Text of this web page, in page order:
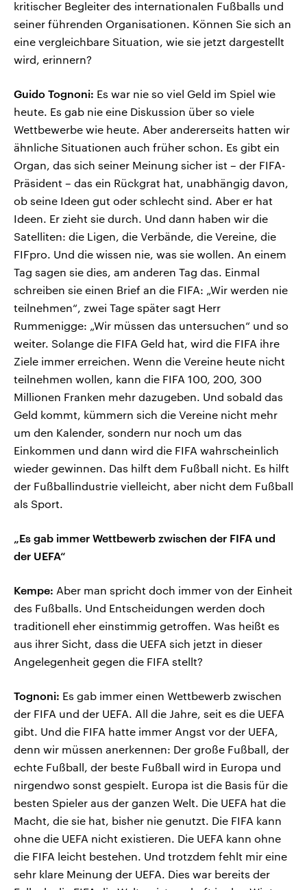
kritischer Begleiter des internationalen Fußballs und
seiner führenden Organisationen. Können Sie sich an
eine vergleichbare Situation, wie sie jetzt dargestellt
wird, erinnern?
Guido Tognoni: Es war nie so viel Geld im Spiel wie
heute. Es gab nie eine Diskussion über so viele
Wettbewerbe wie heute. Aber andererseits hatten wir
ähnliche Situationen auch früher schon. Es gibt ein
Organ, das sich seiner Meinung sicher ist – der FIFA-
Präsident – das ein Rückgrat hat, unabhängig davon,
ob seine Ideen gut oder schlecht sind. Aber er hat
Ideen. Er zieht sie durch. Und dann haben wir die
Satelliten: die Ligen, die Verbände, die Vereine, die
FIFpro. Und die wissen nie, was sie wollen. An einem
Tag sagen sie dies, am anderen Tag das. Einmal
schreiben sie einen Brief an die FIFA: „Wir werden nie
teilnehmen“, zwei Tage später sagt Herr
Rummenigge: „Wir müssen das untersuchen“ und so
weiter. Solange die FIFA Geld hat, wird die FIFA ihre
Ziele immer erreichen. Wenn die Vereine heute nicht
teilnehmen wollen, kann die FIFA 100, 200, 300
Millionen Franken mehr dazugeben. Und sobald das
Geld kommt, kümmern sich die Vereine nicht mehr
um den Kalender, sondern nur noch um das
Einkommen und dann wird die FIFA wahrscheinlich
wieder gewinnen. Das hilft dem Fußball nicht. Es hilft
der Fußballindustrie vielleicht, aber nicht dem Fußball
als Sport.
„Es gab immer Wettbewerb zwischen der FIFA und
der UEFA“
Kempe: Aber man spricht doch immer von der Einheit
des Fußballs. Und Entscheidungen werden doch
traditionell eher einstimmig getroffen. Was heißt es
aus ihrer Sicht, dass die UEFA sich jetzt in dieser
Angelegenheit gegen die FIFA stellt?
Tognoni: Es gab immer einen Wettbewerb zwischen
der FIFA und der UEFA. All die Jahre, seit es die UEFA
gibt. Und die FIFA hatte immer Angst vor der UEFA,
denn wir müssen anerkennen: Der große Fußball, der
echte Fußball, der beste Fußball wird in Europa und
nirgendwo sonst gespielt. Europa ist die Basis für die
besten Spieler aus der ganzen Welt. Die UEFA hat die
Macht, die sie hat, bisher nie genutzt. Die FIFA kann
ohne die UEFA nicht existieren. Die UEFA kann ohne
die FIFA leicht bestehen. Und trotzdem fehlt mir eine
sehr klare Meinung der UEFA. Dies war bereits der